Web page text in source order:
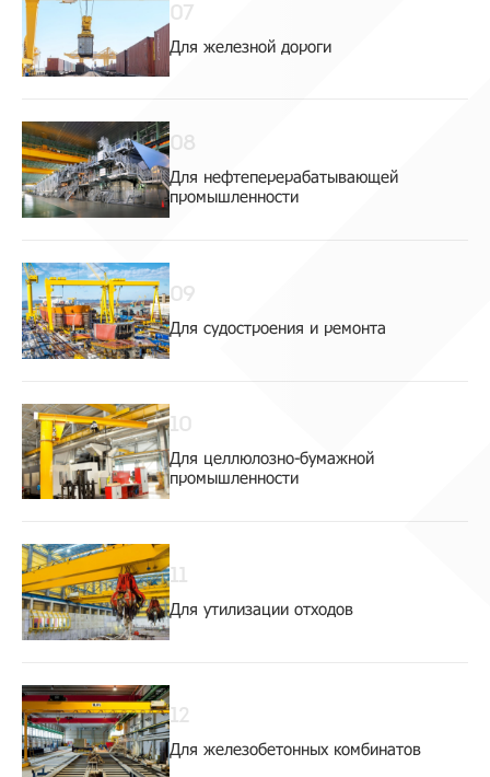
07
Для железной дороги
08
Для нефтеперерабатывающей
промышленности
09
Для судостроения и ремонта
10
Для целлюлозно-бумажной
промышленности
11
Для утилизации отходов
12
Для железобетонных комбинатов